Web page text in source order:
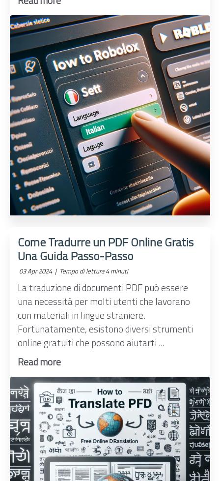
Come Tradurre un PDF Online Gratis
Una Guida Passo-Passo
03 Apr 2024 | Tempo di lettura 4 minuti
La traduzione di documenti PDF può essere
una necessità per molti utenti che lavorano
con materiali in lingue straniere.
Fortunatamente, esistono diversi strumenti
online gratuiti che possono aiutarti ...
Read more